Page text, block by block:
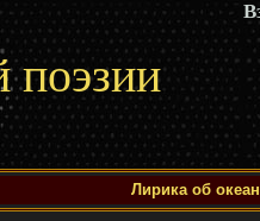
поэзии
Лирика об